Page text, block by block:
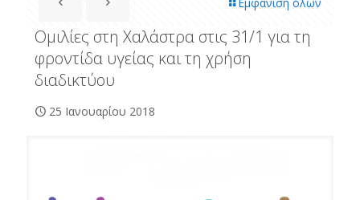
Ομιλίες στη Χαλάστρα στις 31/1 για τη
φροντίδα υγείας και τη χρήση
διαδικτύου
25 Ιανουαρίου 2018